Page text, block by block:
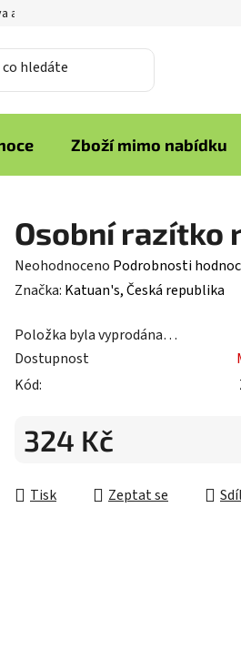
a platba
Zboží mimo nabídku
Osobní razítko
Průměrné
hodnocení
je
0,0
z
hvězdiček.
Neohodnoceno Podrobnosti
Značka: Katuan's, Česká republika
Položka byla vyprodána…
Dostupnost
Kód:
324 Kč
Tisk
Zeptat se